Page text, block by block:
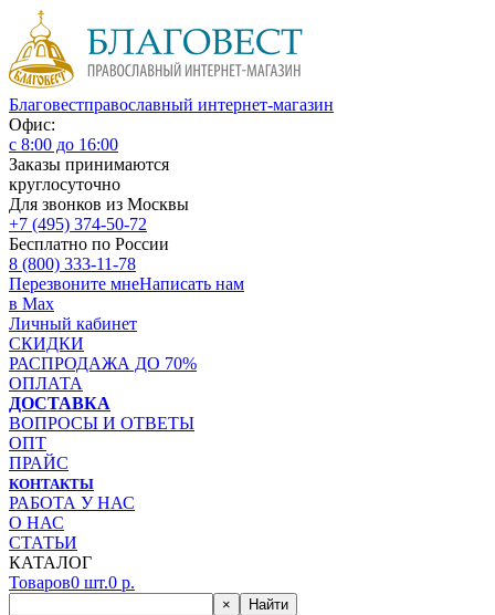
Благовестправославный интернет-магазин
Офис:
с 8:00 до 16:00
Заказы принимаются
круглосуточно
Для звонков из Москвы
+7 (495) 374-50-72
Бесплатно по России
8 (800) 333-11-78
Перезвоните мнеНаписать нам
в Max
Личный кабинет
СКИДКИ
РАСПРОДАЖА ДО 70%
ОПЛАТА
ДОСТАВКА
ВОПРОСЫ И ОТВЕТЫ
ОПТ
ПРАЙС
КОНТАКТЫ
РАБОТА У НАС
О НАС
СТАТЬИ
КАТАЛОГ
Товаров0 шт.0 р.
× Найти